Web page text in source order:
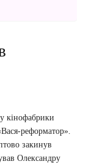
кінофабрики
реформатор».
закинув
Олександру